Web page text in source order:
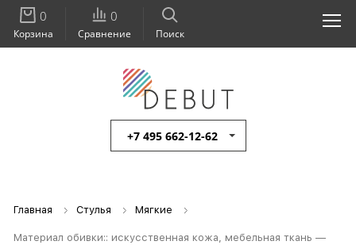
+7 495 662-12-62
Поиск
0
Сравнение
0
Корзина
Главная Стулья Мягкие
Материал обивки:: искусственная кожа, мебельная ткань —